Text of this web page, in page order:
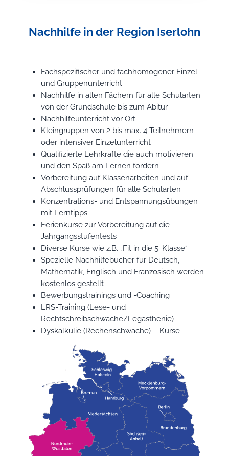
Nachhilfe in der Region Iserlohn
Fachspezifischer und fachhomogener Einzel-
und Gruppenunterricht
Nachhilfe in allen Fächern für alle Schularten
von der Grundschule bis zum Abitur
Nachhilfeunterricht vor Ort
Kleingruppen von 2 bis max. 4 Teilnehmern
oder intensiver Einzelunterricht
Qualifizierte Lehrkräfte die auch motivieren
und den Spaß am Lernen fördern
Vorbereitung auf Klassenarbeiten und auf
Abschlussprüfungen für alle Schularten
Konzentrations- und Entspannungsübungen
mit Lerntipps
Ferienkurse zur Vorbereitung auf die
Jahrgangsstufentests
Diverse Kurse wie z.B. „Fit in die 5. Klasse“
Spezielle Nachhilfebücher für Deutsch,
Mathematik, Englisch und Französisch werden
kostenlos gestellt
Bewerbungstrainings und -Coaching
LRS-Training (Lese- und
Rechtschreibschwäche/Legasthenie)
Dyskalkulie (Rechenschwäche) – Kurse